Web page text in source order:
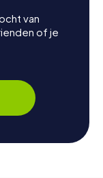
van
of je